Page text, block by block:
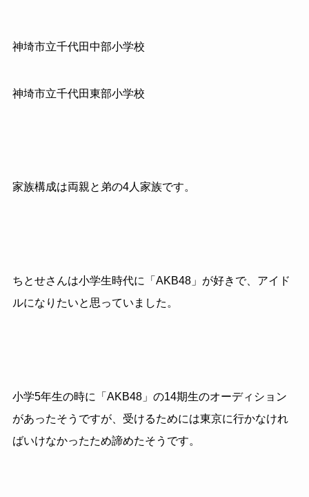
神埼市立千代田中部小学校
神埼市立千代田東部小学校
家族構成は両親と弟の4人家族です。
ちとせさんは小学生時代に「AKB48」が好きで、アイド
ルになりたいと思っていました。
小学5年生の時に「AKB48」の14期生のオーディション
があったそうですが、受けるためには東京に行かなけれ
ばいけなかったため諦めたそうです。